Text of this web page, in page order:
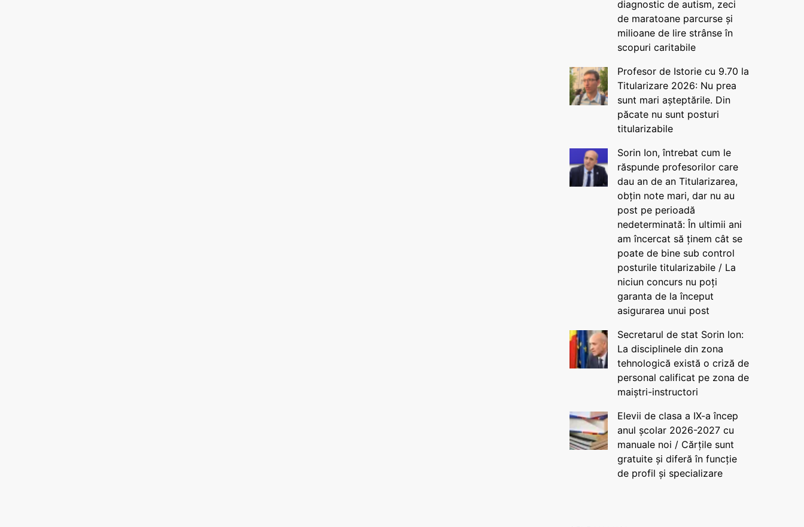
diagnostic de autism, zeci
de maratoane parcurse și
milioane de lire strânse în
scopuri caritabile
Profesor de Istorie cu 9.70 la
Titularizare 2026: Nu prea
sunt mari așteptările. Din
păcate nu sunt posturi
titularizabile
Sorin Ion, întrebat cum le
răspunde profesorilor care
dau an de an Titularizarea,
obțin note mari, dar nu au
post pe perioadă
nedeterminată: În ultimii ani
am încercat să ținem cât se
poate de bine sub control
posturile titularizabile / La
niciun concurs nu poți
garanta de la început
asigurarea unui post
Secretarul de stat Sorin Ion:
La disciplinele din zona
tehnologică există o criză de
personal calificat pe zona de
maiștri-instructori
Elevii de clasa a IX-a încep
anul școlar 2026-2027 cu
manuale noi / Cărțile sunt
gratuite și diferă în funcție
de profil și specializare